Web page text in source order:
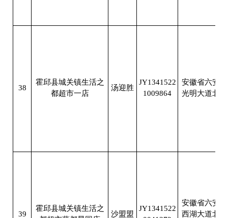
38
霍邱县城关镇生活之
都超市一店
汤迎胜
JY1341522
1009864
安徽省六安
光明大道北
39
霍邱县城关镇生活之
沙盟盟
JY1341522
安徽省六安
西湖大道北